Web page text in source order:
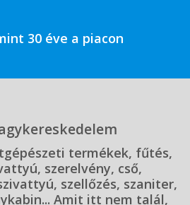
30 éve a piacon
termékek, fűtés,
szerelvény, cső,
szellőzés, szaniter,
Amit itt nem talál,